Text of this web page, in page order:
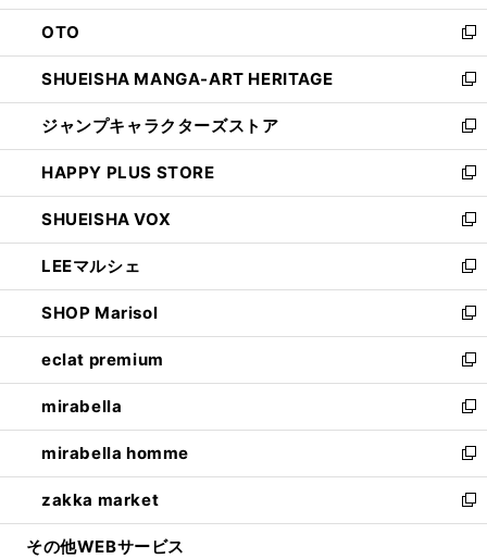
ウ
で
開
く
ン
ド
ウ
で
開
く
OTO
新
し
い
ウ
ィ
ン
ド
ウ
で
開
く
SHUEISHA MANGA-ART HERITAGE
新
し
い
ウ
ィ
ン
ド
ウ
で
開
く
ジャンプキャラクターズストア
新
し
い
ウ
ィ
ン
ド
ウ
で
開
く
HAPPY PLUS STORE
新
し
い
ウ
ィ
ン
ド
ウ
で
開
く
SHUEISHA VOX
新
し
い
ウ
ィ
ン
ド
ウ
で
開
く
LEEマルシェ
新
し
い
ウ
ィ
ン
ド
ウ
で
開
く
SHOP Marisol
新
し
い
ウ
ィ
ン
ド
ウ
で
開
eclat premium
新
し
い
ウ
ィ
ン
ド
ウ
mirabella
新
し
い
ウ
ィ
ン
mirabella homme
新
し
い
ウ
zakka market
新
し
その他WEBサービス